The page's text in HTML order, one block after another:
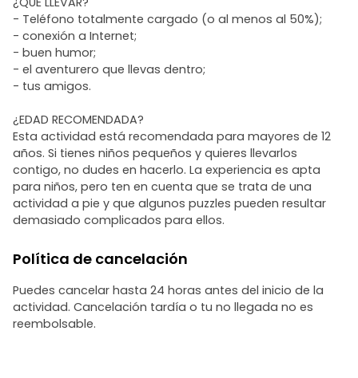
- Teléfono totalmente cargado (o al menos al 50%);
- conexión a Internet;
- buen humor;
- el aventurero que llevas dentro;
- tus amigos.
¿EDAD RECOMENDADA?
Esta actividad está recomendada para mayores de 12
años. Si tienes niños pequeños y quieres llevarlos
contigo, no dudes en hacerlo. La experiencia es apta
para niños, pero ten en cuenta que se trata de una
actividad a pie y que algunos puzzles pueden resultar
demasiado complicados para ellos.
Política de cancelación
Puedes cancelar hasta 24 horas antes del inicio de la
actividad. Cancelación tardía o tu no llegada no es
reembolsable.